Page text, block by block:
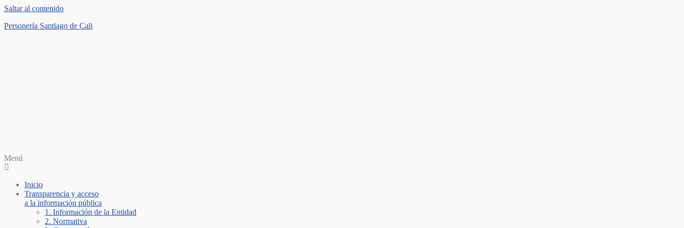
Saltar al contenido
Personería Santiago de Cali
Menú
Inicio
Transparencia y acceso
a la información pública
1. Información de la Entidad
2. Normativa